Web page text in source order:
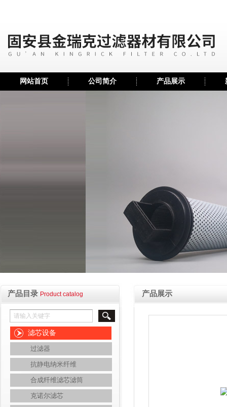
网站首页 公司简介 产品展示
产品目录 Product catalog
滤芯设备
过滤器
抗静电纳米纤维
合成纤维滤芯滤筒
克诺尔滤芯
产品展示